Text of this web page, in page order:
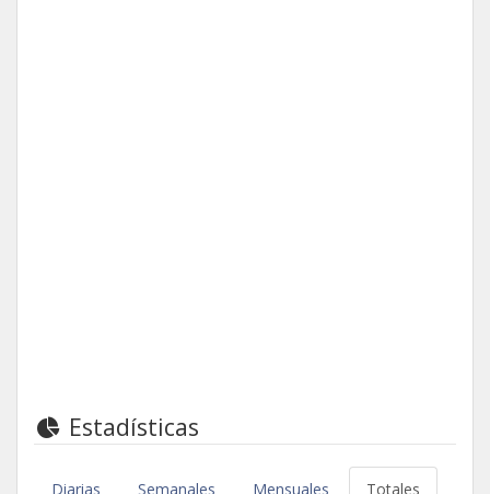
Estadísticas
Diarias Semanales Mensuales Totales